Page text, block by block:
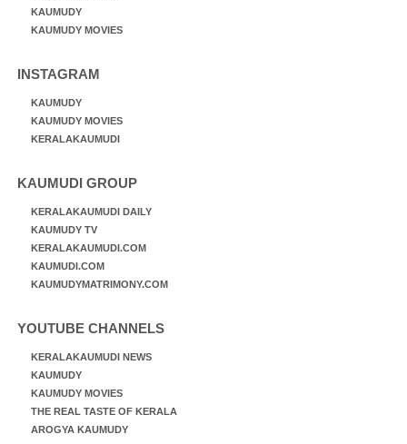
KAUMUDY
KAUMUDY MOVIES
INSTAGRAM
KAUMUDY
KAUMUDY MOVIES
KERALAKAUMUDI
KAUMUDI GROUP
KERALAKAUMUDI DAILY
KAUMUDY TV
KERALAKAUMUDI.COM
KAUMUDI.COM
KAUMUDYMATRIMONY.COM
YOUTUBE CHANNELS
KERALAKAUMUDI NEWS
KAUMUDY
KAUMUDY MOVIES
THE REAL TASTE OF KERALA
AROGYA KAUMUDY